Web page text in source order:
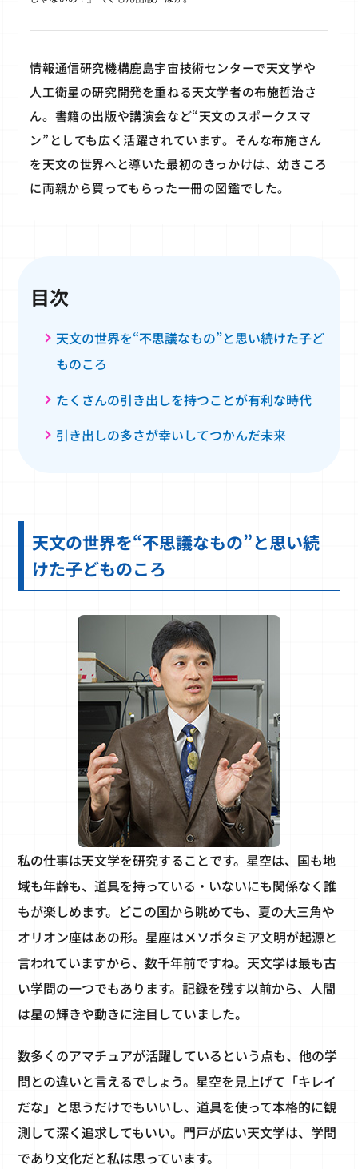
情報通信研究機構鹿島宇宙技術センターで天文学や
人工衛星の研究開発を重ねる天文学者の布施哲治さ
ん。書籍の出版や講演会など“天文のスポークスマ
ン”としても広く活躍されています。そんな布施さん
を天文の世界へと導いた最初のきっかけは、幼きころ
に両親から買ってもらった一冊の図鑑でした。
目次
天文の世界を“不思議なもの”と思い続けた子ど
ものころ
たくさんの引き出しを持つことが有利な時代
引き出しの多さが幸いしてつかんだ未来
天文の世界を“不思議なもの”と思い続
けた子どものころ
私の仕事は天文学を研究することです。星空は、国も地
域も年齢も、道具を持っている・いないにも関係なく誰
もが楽しめます。どこの国から眺めても、夏の大三角や
オリオン座はあの形。星座はメソポタミア文明が起源と
言われていますから、数千年前ですね。天文学は最も古
い学問の一つでもあります。記録を残す以前から、人間
は星の輝きや動きに注目していました。
数多くのアマチュアが活躍しているという点も、他の学
問との違いと言えるでしょう。星空を見上げて「キレイ
だな」と思うだけでもいいし、道具を使って本格的に観
測して深く追求してもいい。門戸が広い天文学は、学問
であり文化だと私は思っています。